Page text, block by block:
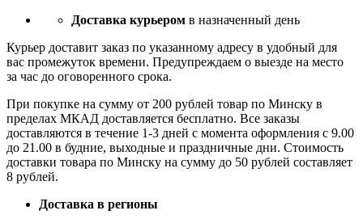
Доставка курьером в назначенный день
Курьер доставит заказ по указанному адресу в удобный для
вас промежуток времени. Предупреждаем о выезде на место
за час до оговоренного срока.
При покупке на сумму от 200 рублей товар по Минску в
пределах МКАД доставляется бесплатно. Все заказы
доставляются в течение 1-3 дней с момента оформления с 9.00
до 21.00 в будние, выходные и праздничные дни. Стоимость
доставки товара по Минску на сумму до 50 рублей составляет
8 рублей.
Доставка в регионы